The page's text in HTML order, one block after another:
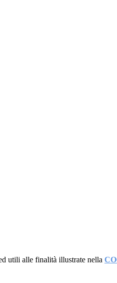
utili alle finalità illustrate nella